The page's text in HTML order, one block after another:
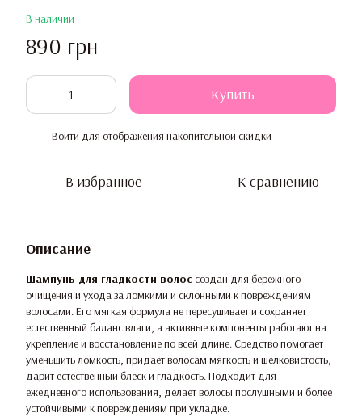
В наличии
890 грн
Купить
Войти для отображения накопительной скидки
В избранное К сравнению
Описание
Шампунь для гладкости волос создан для бережного
очищения и ухода за ломкими и склонными к повреждениям
волосами. Его мягкая формула не пересушивает и сохраняет
естественный баланс влаги, а активные компоненты работают на
укрепление и восстановление по всей длине. Средство помогает
уменьшить ломкость, придаёт волосам мягкость и шелковистость,
дарит естественный блеск и гладкость. Подходит для
ежедневного использования, делает волосы послушными и более
устойчивыми к повреждениям при укладке.